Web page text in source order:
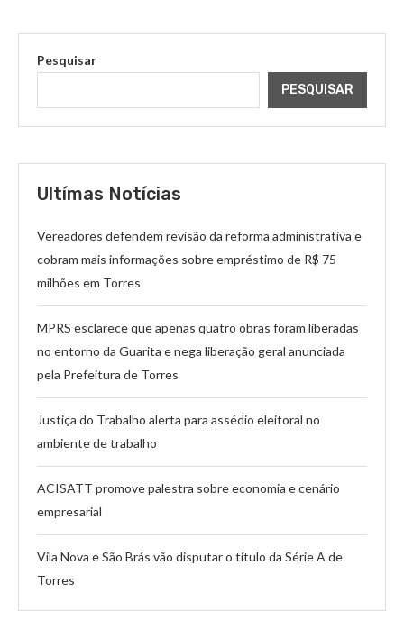
Pesquisar
PESQUISAR
Ultímas Notícias
Vereadores defendem revisão da reforma administrativa e
cobram mais informações sobre empréstimo de R$ 75
milhões em Torres
MPRS esclarece que apenas quatro obras foram liberadas
no entorno da Guarita e nega liberação geral anunciada
pela Prefeitura de Torres
Justiça do Trabalho alerta para assédio eleitoral no
ambiente de trabalho
ACISATT promove palestra sobre economia e cenário
empresarial
Vila Nova e São Brás vão disputar o título da Série A de
Torres